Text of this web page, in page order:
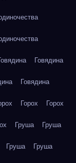
Говядина
Говядина
Горох Горох
Груша Груша
Груша Груша